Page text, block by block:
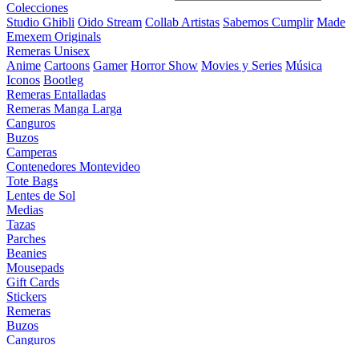
Colecciones
Studio Ghibli Oido Stream Collab Artistas Sabemos Cumplir Made
Emexem Originals
Remeras Unisex
Anime Cartoons Gamer Horror Show Movies y Series Música
Iconos Bootleg
Remeras Entalladas
Remeras Manga Larga
Canguros
Buzos
Camperas
Contenedores Montevideo
Tote Bags
Lentes de Sol
Medias
Tazas
Parches
Beanies
Mousepads
Gift Cards
Stickers
Remeras
Buzos
Canguros